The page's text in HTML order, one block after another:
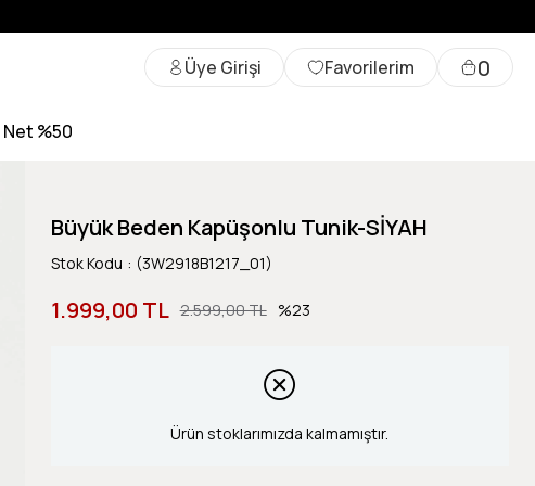
Üye Girişi Favorilerim 0
Net %50
Büyük Beden Kapüşonlu Tunik-SİYAH
Stok Kodu (3W2918B1217_01)
2.599,00 TL
1.999,00 TL 23
Ürün stoklarımızda kalmamıştır.